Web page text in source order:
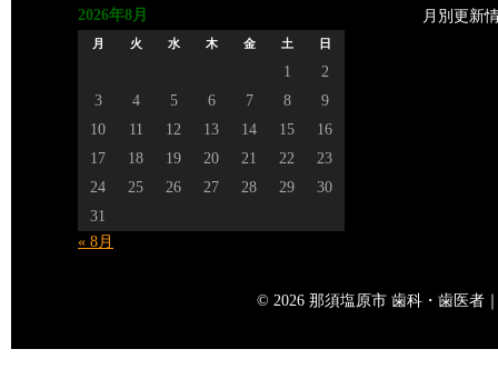
2026年8月
月 火 水 木 金 土 日
1
2
3
4 5 6 7 8
9
10
11 12 13 14 15
16
17
18 19 20 21 22
23
24
25 26 27 28 29
30
31
« 8月
月別更新
© 2026 那須塩原市 歯科・歯医者